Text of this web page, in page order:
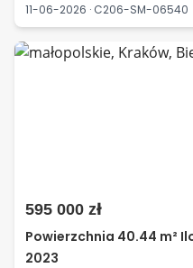
11-06-2026 · C206-SM-06540
595 000 zł
Powierzchnia 40.44 m²
2023